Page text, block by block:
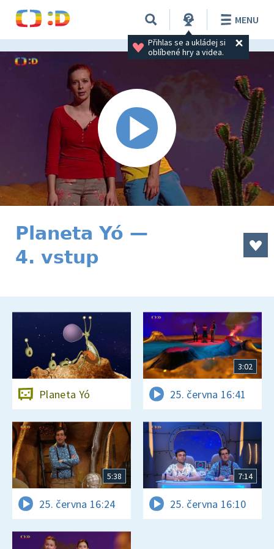
Přihlas se a ukládej si
oblíbené hry a videa.
MENU
Planeta Yó —
4. vstup
Planeta Yó
3:02
25. června 16:41
5:38
25. června 16:24
7:14
25. června 16:10